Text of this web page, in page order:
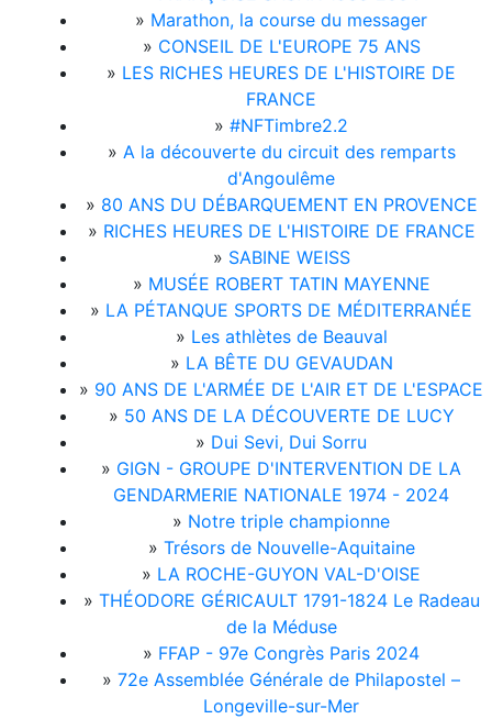
» Marathon, la course du messager
» CONSEIL DE L'EUROPE 75 ANS
» LES RICHES HEURES DE L'HISTOIRE DE
FRANCE
» #NFTimbre2.2
» A la découverte du circuit des remparts
d'Angoulême
» 80 ANS DU DÉBARQUEMENT EN PROVENCE
» RICHES HEURES DE L'HISTOIRE DE FRANCE
» SABINE WEISS
» MUSÉE ROBERT TATIN MAYENNE
» LA PÉTANQUE SPORTS DE MÉDITERRANÉE
» Les athlètes de Beauval
» LA BÊTE DU GEVAUDAN
» 90 ANS DE L'ARMÉE DE L'AIR ET DE L'ESPACE
» 50 ANS DE LA DÉCOUVERTE DE LUCY
» Dui Sevi, Dui Sorru
» GIGN - GROUPE D'INTERVENTION DE LA
GENDARMERIE NATIONALE 1974 - 2024
» Notre triple championne
» Trésors de Nouvelle-Aquitaine
» LA ROCHE-GUYON VAL-D'OISE
» THÉODORE GÉRICAULT 1791-1824 Le Radeau
de la Méduse
» FFAP - 97e Congrès Paris 2024
» 72e Assemblée Générale de Philapostel –
Longeville-sur-Mer